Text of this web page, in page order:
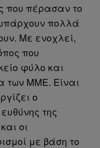
που πέρασαν το
πολλά
Με ενοχλεί,
που
φύλο και
των ΜΜΕ. Είναι
ο
της
οι
με βάση το